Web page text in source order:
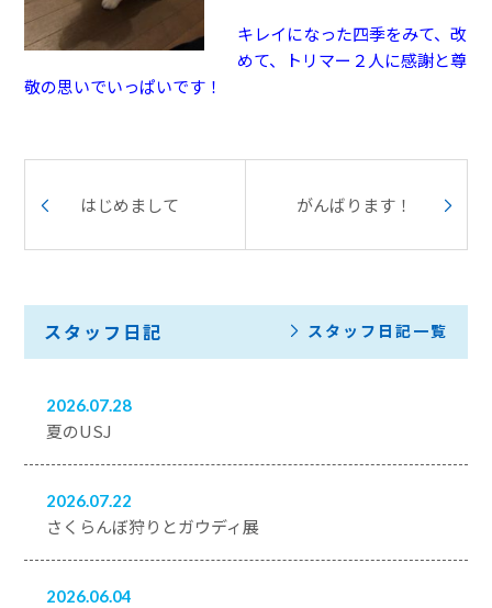
キレイになった四季をみて、改
めて、トリマー２人に感謝と尊
敬の思いでいっぱいです！
はじめまして がんばります！
スタッフ日記 スタッフ日記一覧
2026.07.28
夏のUSJ
2026.07.22
さくらんぼ狩りとガウディ展
2026.06.04